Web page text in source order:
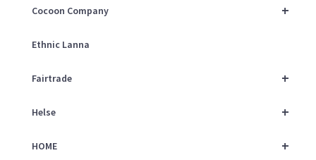
+
Cocoon Company
Ethnic Lanna
+
Fairtrade
+
Helse
+
HOME